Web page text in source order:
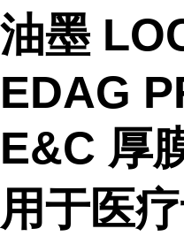
油墨
EDAG
E&C 厚
用于医